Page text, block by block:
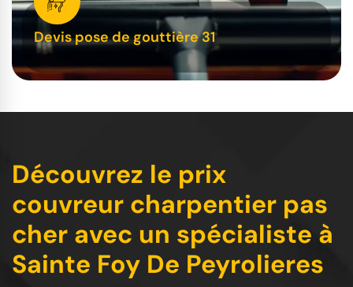
Devis pose de gouttière 31
Découvrez le prix
couvreur charpentier pas
cher avec un spécialiste à
Sainte Foy De Peyrolieres